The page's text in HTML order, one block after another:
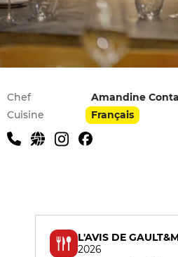
Infos
Chef
Amandine
Cuisine
Français
L'AVIS DE
2026